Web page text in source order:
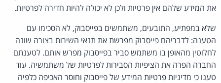
את המידע שלהם אין פרטיות ולכן לא יכולה להיות חדירה לפרטיות.
שלא במפתיע, התובעים, משתמשים בפייסבוק, לא הסכימו עם
הטענה: לדבריהם פייסבוק מפרשת את תנאי השירות בצורה שונה
לחלוטין מהאופן בו משתמש סביר בפייסבוק מפרש אותם. לטענתם
החברה הפרה את הציפיות הסבירות לפרטיות של משתמשיה. עוד
טענו כי מדיניות פרטיות המידע של פייסבוק וחוסר האכיפה כלפיה